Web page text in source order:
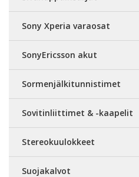
Sony Xperia varaosat
SonyEricsson akut
Sormenjälkitunnistimet
Sovitinliittimet & -kaapelit
Stereokuulokkeet
Suojakalvot